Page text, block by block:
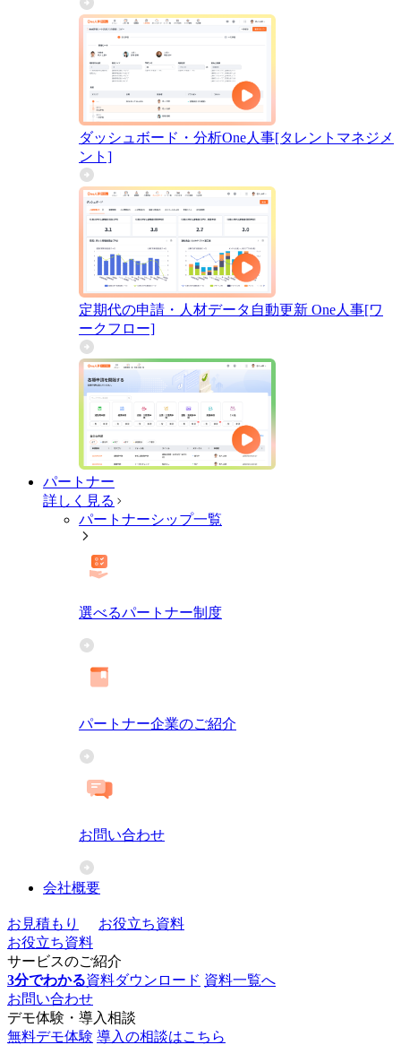
ダッシュボード・分析One人事[タレントマネジメ
ント]
定期代の申請・人材データ自動更新 One人事[ワ
ークフロー]
パートナー
詳しく見る
パートナーシップ一覧
選べるパートナー制度
パートナー企業のご紹介
お問い合わせ
会社概要
お見積もり
お役立ち資料
お役立ち資料
サービスのご紹介
3分でわかる資料ダウンロード 資料一覧へ
お問い合わせ
デモ体験・導入相談
無料デモ体験 導入の相談はこちら